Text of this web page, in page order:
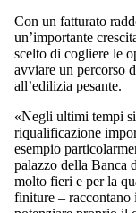
Con un fatturato
un’importante
scelto di cogliere le
avviare un percorso
all’edilizia pesante.
«Negli ultimi tempi
riqualificazione
esempio
palazzo della Banca
molto fieri e per la
finiture –